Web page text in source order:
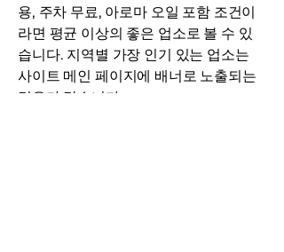
용, 주차 무료, 아로마 오일 포함 조건이
라면 평균 이상의 좋은 업소로 볼 수 있
습니다. 지역별 가장 인기 있는 업소는
사이트 메인 페이지에 배너로 노출되는
경우가 많습니다.